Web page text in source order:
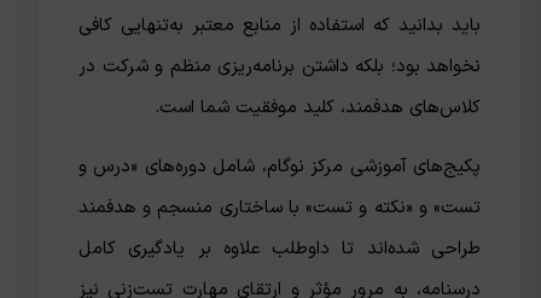
باید بدانید که استفاده از منابع معتبر به‌تنهایی کافی
نخواهد بود؛ بلکه داشتن برنامه‌ریزی منظم و شرکت در
کلاس‌های هدفمند، کلید موفقیت شما است.
پکیج‌های آموزشی مرکز نوگام، شامل دوره‌های «درس و
تست» و «نکته و تست» با ساختاری منسجم و هدفمند
طراحی شده‌اند تا داوطلب علاوه بر یادگیری کامل
درسنامه، به مرور مؤثر و ارتقای مهارت تست‌زنی نیز